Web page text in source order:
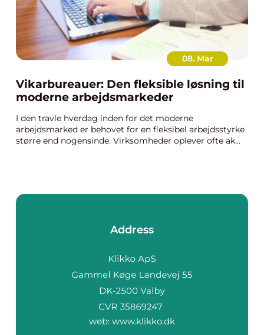
08. Mar
Vikarbureauer: Den fleksible løsning til
moderne arbejdsmarkeder
I den travle hverdag inden for det moderne
arbejdsmarked er behovet for en fleksibel arbejdsstyrke
større end nogensinde. Virksomheder oplever ofte ak...
Address
web: www.klikko.dk